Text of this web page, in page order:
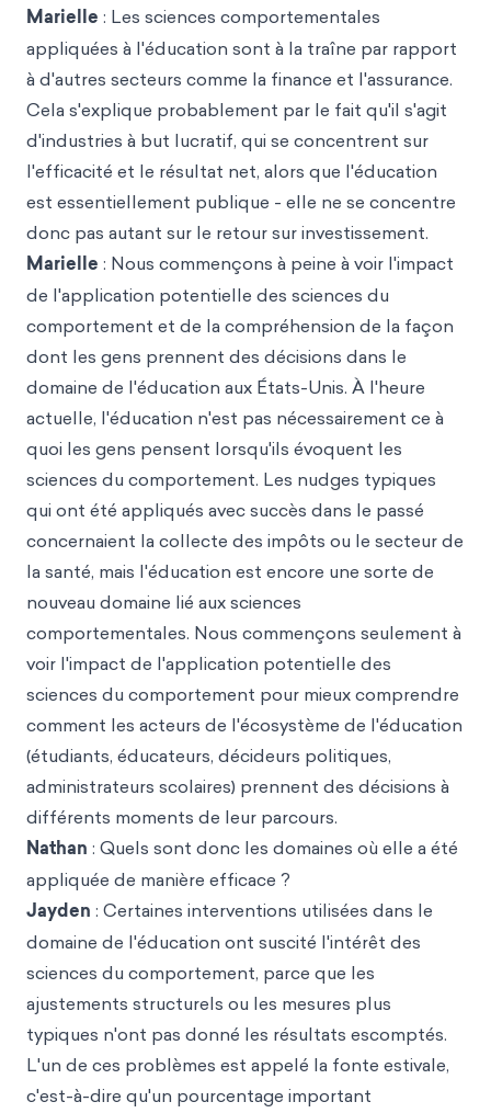
Marielle : Les sciences comportementales
appliquées à l'éducation sont à la traîne par rapport
à d'autres secteurs comme la finance et l'assurance.
Cela s'explique probablement par le fait qu'il s'agit
d'industries à but lucratif, qui se concentrent sur
l'efficacité et le résultat net, alors que l'éducation
est essentiellement publique - elle ne se concentre
donc pas autant sur le retour sur investissement.
Marielle : Nous commençons à peine à voir l'impact
de l'application potentielle des sciences du
comportement et de la compréhension de la façon
dont les gens prennent des décisions dans le
domaine de l'éducation aux États-Unis. À l'heure
actuelle, l'éducation n'est pas nécessairement ce à
quoi les gens pensent lorsqu'ils évoquent les
sciences du comportement. Les nudges typiques
qui ont été appliqués avec succès dans le passé
concernaient la collecte des impôts ou le secteur de
la santé, mais l'éducation est encore une sorte de
nouveau domaine lié aux sciences
comportementales. Nous commençons seulement à
voir l'impact de l'application potentielle des
sciences du comportement pour mieux comprendre
comment les acteurs de l'écosystème de l'éducation
(étudiants, éducateurs, décideurs politiques,
administrateurs scolaires) prennent des décisions à
différents moments de leur parcours.
Nathan : Quels sont donc les domaines où elle a été
appliquée de manière efficace ?
Jayden : Certaines interventions utilisées dans le
domaine de l'éducation ont suscité l'intérêt des
sciences du comportement, parce que les
ajustements structurels ou les mesures plus
typiques n'ont pas donné les résultats escomptés.
L'un de ces problèmes est appelé la fonte estivale,
c'est-à-dire qu'un pourcentage important